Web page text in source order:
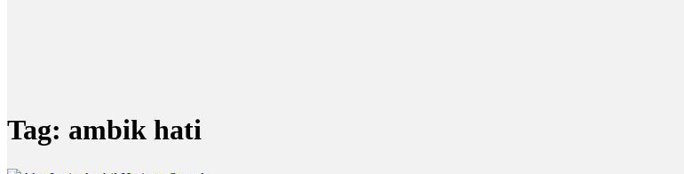
Tag: ambik hati